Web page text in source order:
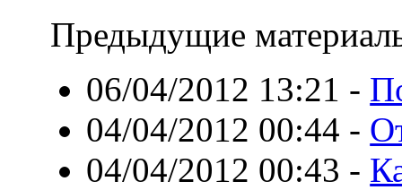
Предыдущие
06/04/2012 13:21 -
04/04/2012 00:44 -
04/04/2012 00:43 -